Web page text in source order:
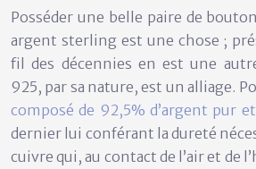
Posséder une belle paire de
argent sterling est une chose ;
fil des décennies en est une
925, par sa nature, est un alliage.
composé de 92,5% d’argent pur
dernier lui conférant la dureté
cuivre qui, au contact de l’air et de